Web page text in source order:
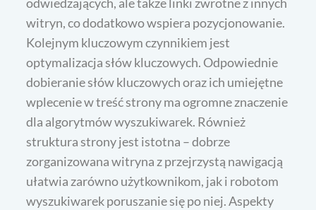
witryn, co dodatkowo wspiera pozycjonowanie.
Kolejnym kluczowym czynnikiem jest
optymalizacja słów kluczowych. Odpowiednie
dobieranie słów kluczowych oraz ich umiejętne
wplecenie w treść strony ma ogromne znaczenie
dla algorytmów wyszukiwarek. Również
struktura strony jest istotna – dobrze
zorganizowana witryna z przejrzystą nawigacją
ułatwia zarówno użytkownikom, jak i robotom
wyszukiwarek poruszanie się po niej. Aspekty